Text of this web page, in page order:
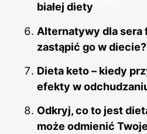
białej diety
Alternatywy dla sera
zastąpić go w diecie?
Dieta keto – kiedy
efekty w
Odkryj, co to jest
może odmienić